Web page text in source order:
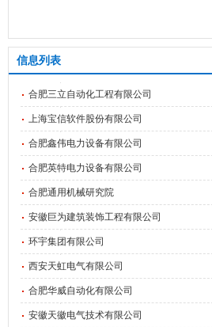
信息列表
合肥三立自动化工程有限公司
上海宝信软件股份有限公司
合肥鑫伟电力设备有限公司
合肥英特电力设备有限公司
合肥通用机械研究院
安徽巨为建筑装饰工程有限公司
环宇集团有限公司
西安天虹电气有限公司
合肥华威自动化有限公司
安徽天徽电气技术有限公司